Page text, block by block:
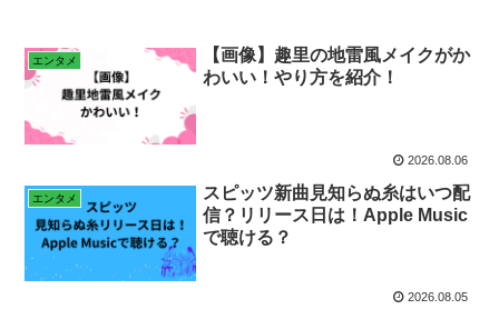
エンタメ
【画像】趣里の地雷風メイクがか
わいい！やり方を紹介！
2026.08.06
エンタメ
スピッツ新曲見知らぬ糸はいつ配
信？リリース日は！Apple Music
で聴ける？
2026.08.05